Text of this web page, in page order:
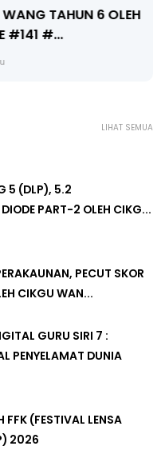
TAHUN 6 OLEH
#...
LIHAT SEMUA
5 (DLP), 5.2
PART-2 OLEH CIKG...
PECUT SKOR
CIKGU WAN...
GURU SIRI 7 :
PENYELAMAT DUNIA
FFK (FESTIVAL LENSA
2026